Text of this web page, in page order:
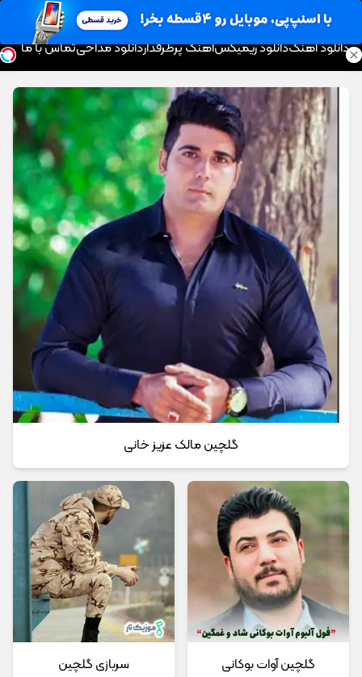
موزیک تار
دانلود آهنگدانلود ریمیکسآهنگ پرطرفداردانلود مداحیتماس با ما
گلچین مالک عزیز خانی
گلچین آوات بوکانی سربازی گلچین